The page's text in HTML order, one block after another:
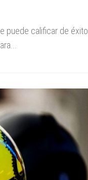
puede calificar de éxito